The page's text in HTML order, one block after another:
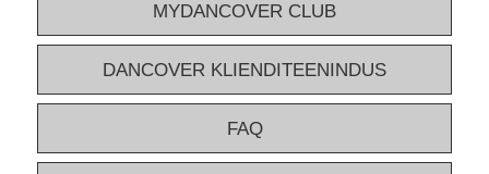
MYDANCOVER CLUB
DANCOVER KLIENDITEENINDUS
FAQ